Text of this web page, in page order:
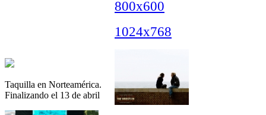
Taquilla en Norteamérica.
Finalizando el 13 de abril
800x600
1024x768